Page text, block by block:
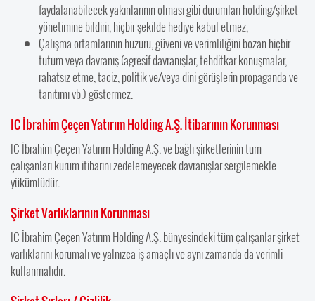
faydalanabilecek yakınlarının olması gibi durumları holding/şirket
yönetimine bildirir, hiçbir şekilde hediye kabul etmez,
Çalışma ortamlarının huzuru, güveni ve verimliliğini bozan hiçbir
tutum veya davranış (agresif davranışlar, tehditkar konuşmalar,
rahatsız etme, taciz, politik ve/veya dini görüşlerin propaganda ve
tanıtımı vb.) göstermez.
IC İbrahim Çeçen Yatırım Holding A.Ş. İtibarının Korunması
IC İbrahim Çeçen Yatırım Holding A.Ş. ve bağlı şirketlerinin tüm
çalışanları kurum itibarını zedelemeyecek davranışlar sergilemekle
yükümlüdür.
Şirket Varlıklarının Korunması
IC İbrahim Çeçen Yatırım Holding A.Ş. bünyesindeki tüm çalışanlar şirket
varlıklarını korumalı ve yalnızca iş amaçlı ve aynı zamanda da verimli
kullanmalıdır.